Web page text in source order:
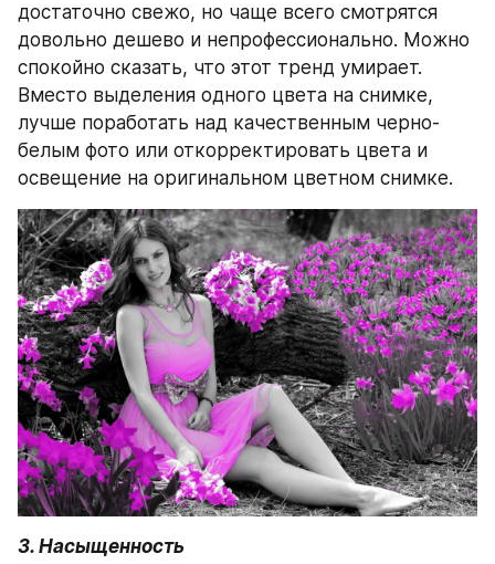
достаточно свежо, но чаще всего смотрятся
довольно дешево и непрофессионально. Можно
спокойно сказать, что этот тренд умирает.
Вместо выделения одного цвета на снимке,
лучше поработать над качественным черно-
белым фото или откорректировать цвета и
освещение на оригинальном цветном снимке.
3. Насыщенность